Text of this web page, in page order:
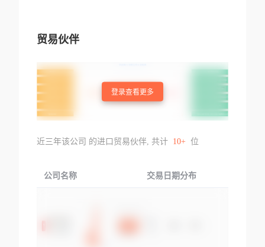
贸易伙伴
登录查看更多
近三年该公司 的进口贸易伙伴, 共计 10+ 位
公司名称 交易日期分布